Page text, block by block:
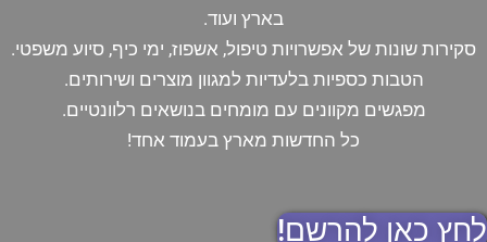
בארץ ועוד.
סקירות שונות של אפשרויות טיפול, אשפוז, ימי כיף, סיוע משפטי.
הטבות כספיות בלעדיות למגוון מוצרים ושירותים.
מפגשים מקוונים עם מומחים בנושאים רלוונטיים.
כל החדשות מארץ בעמוד אחד!
לחץ כאן להרשם!